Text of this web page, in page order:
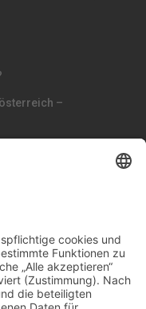
–
Unterwegs
VerQUERt I Satire
Wels